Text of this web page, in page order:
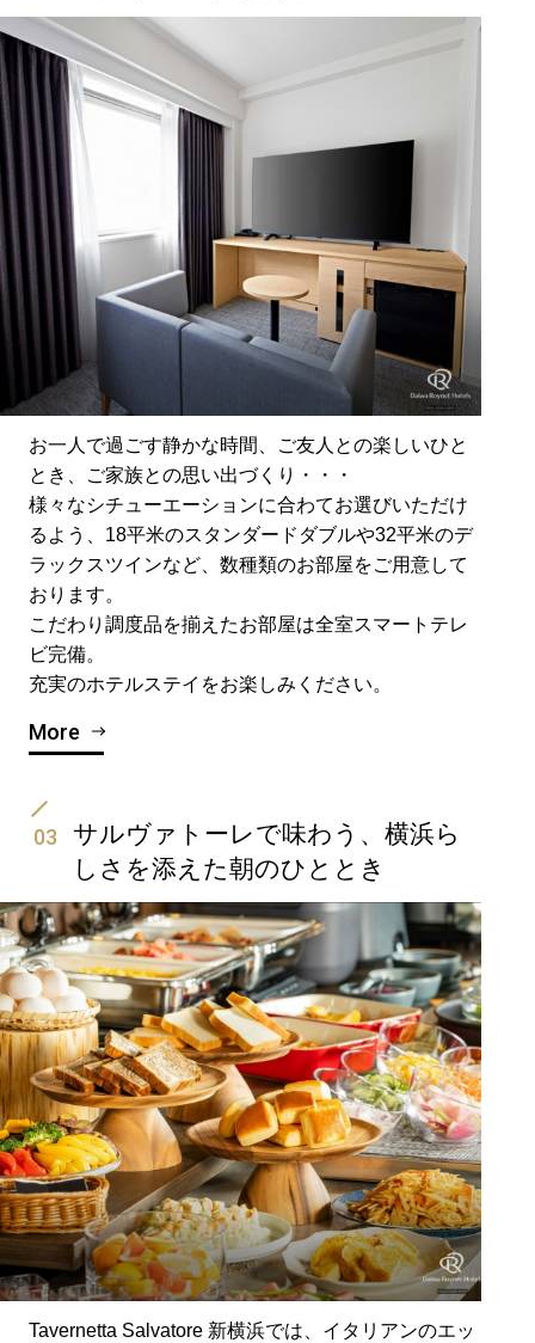
お一人で過ごす静かな時間、ご友人との楽しいひと
とき、ご家族との思い出づくり・・・
様々なシチューエーションに合わてお選びいただけ
るよう、18平米のスタンダードダブルや32平米のデ
ラックスツインなど、数種類のお部屋をご用意して
おります。
こだわり調度品を揃えたお部屋は全室スマートテレ
ビ完備。
充実のホテルステイをお楽しみください。
More
03
サルヴァトーレで味わう、横浜ら
しさを添えた朝のひととき
Tavernetta Salvatore 新横浜では、イタリアンのエッ